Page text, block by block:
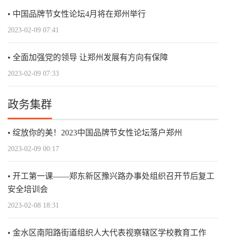
中国品牌节女性论坛4月将在郑州举行
2023-02-09 07:41
全面加强党的领导 让郑州发展有方向有保障
2023-02-09 07:33
政务集群
绽放你的美！2023中国品牌节女性论坛落户郑州
2023-02-09 00:17
开工第一课——郑东新区豫兴路办事处组织召开节后复工
安全培训会
2023-02-08 18:31
金水区南阳路街道组织人大代表视察辖区学校教育工作